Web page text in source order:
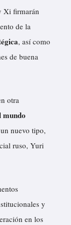
Xi firmarán
de la
, así como
de buena
otra
mundo
nuevo tipo,
ruso, Yuri
y
en los